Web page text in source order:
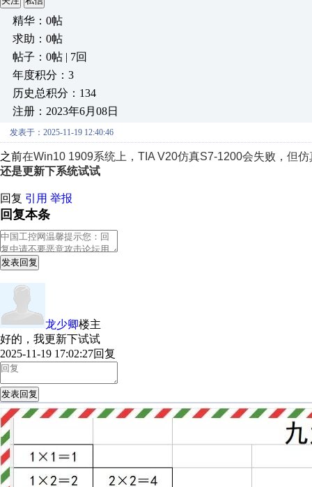
精华：0帖
求助：0帖
帖子：0帖 | 7回
年度积分：3
历史总积分：134
注册：2023年6月08日
发表于：2025-11-19 12:40:46
之前在Win10 1909系统上，TIA V20仿真S7-1200会失败，但
还是更新下系统试试
回复 引用 举报
回复本条
发表回复
龙少卿楼主
好的，我更新下试试
2025-11-19 17:02:27回复
发表回复